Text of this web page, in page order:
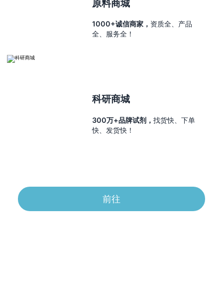
原料商城
1000+诚信商家， 资质全、产品
全、服务全！
科研商城
300万+品牌试剂，找货快、下单
快、发货快！
前往